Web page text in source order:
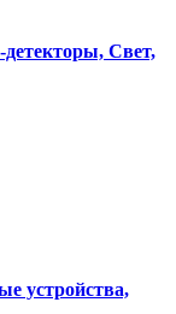
Свет,
устройства,